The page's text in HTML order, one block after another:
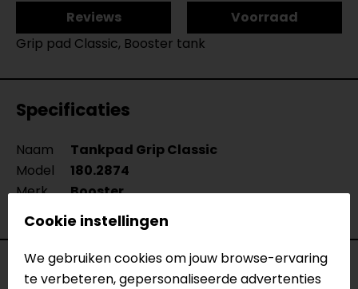
Reviews
Voorraad
Grip pad Classic, Booster tank
Specificaties
Naam
Tankpad Grip Classic
Model
180.2874
Merk
Booster
Kleur
Grijs
Voorraad
Cookie instellingen
We gebruiken cookies om jouw browse-ervaring
te verbeteren, gepersonaliseerde advertenties